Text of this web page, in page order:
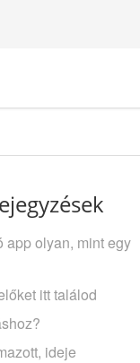
app olyan, mint egy
itt találod
ideje